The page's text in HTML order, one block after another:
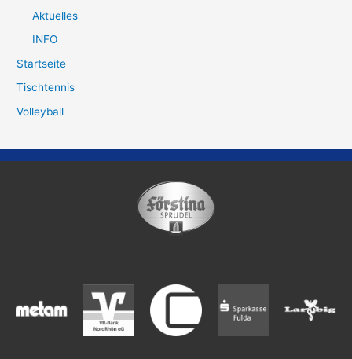
Aktuelles
INFO
Startseite
Tischtennis
Volleyball